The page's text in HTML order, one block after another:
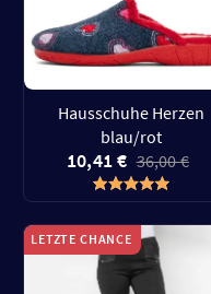
Hausschuhe Herzen
blau/rot
10,41 € 36,00 €
LETZTE CHANCE